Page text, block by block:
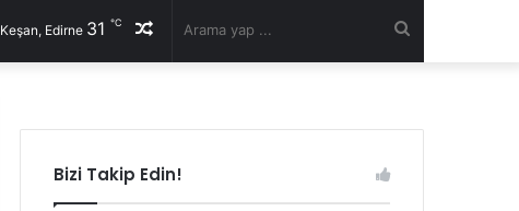
Rastgele
Keşan, Edirne 31 ℃
Bizi Takip Edin!